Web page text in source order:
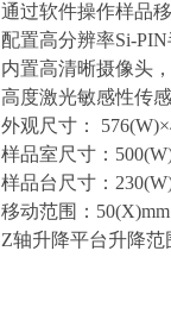
通过软件操作样品
配置高分辨率Si-
内置高清晰摄像头
高度激光敏感性传
外观尺寸：
样品室尺寸：
样品台尺寸：
移动范围：
Z轴升降平台升降范